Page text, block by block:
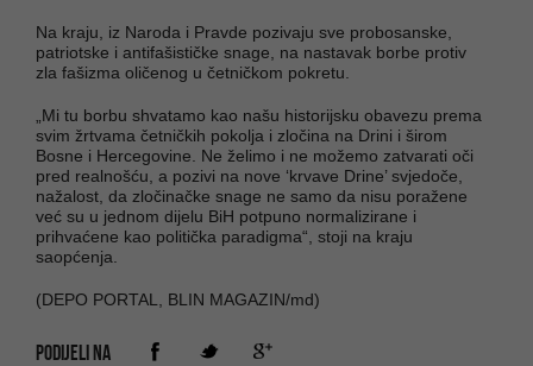
Na kraju, iz Naroda i Pravde pozivaju sve probosanske,
patriotske i antifašističke snage, na nastavak borbe protiv
zla fašizma oličenog u četničkom pokretu.
„Mi tu borbu shvatamo kao našu historijsku obavezu prema
svim žrtvama četničkih pokolja i zločina na Drini i širom
Bosne i Hercegovine. Ne želimo i ne možemo zatvarati oči
pred realnošću, a pozivi na nove ‘krvave Drine’ svjedoče,
nažalost, da zločinačke snage ne samo da nisu poražene
već su u jednom dijelu BiH potpuno normalizirane i
prihvaćene kao politička paradigma“, stoji na kraju
saopćenja.
(DEPO PORTAL, BLIN MAGAZIN/md)
PODIJELI NA